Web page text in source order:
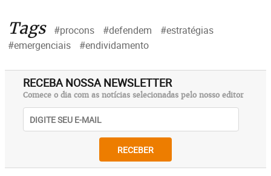
Tags #procons #defendem
#estratégias
#emergenciais
#endividamento
RECEBA NOSSA NEWSLETTER
Comece o dia com as notícias selecionadas pelo nosso editor
RECEBER